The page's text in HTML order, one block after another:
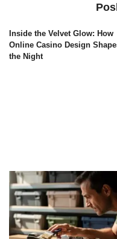
Inside the Velvet Glow: How
Online Casino Design
the Night